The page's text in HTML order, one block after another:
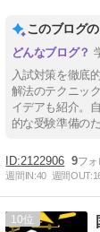
このブログ
入試対策を徹底
解法のテクニッ
イデアも紹介。
的な受験準備の
2122906 9
週間IN:40 週間OUT:
10